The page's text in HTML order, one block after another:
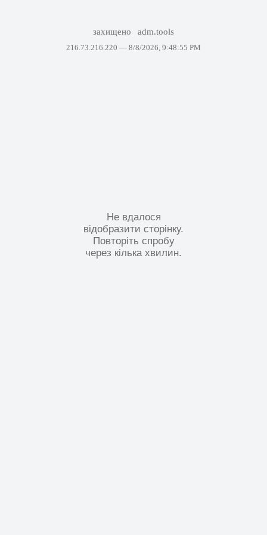
захищено adm.tools
216.73.216.220 — 8/8/2026, 9:48:55 PM
Не вдалося
відобразити сторінку.
Повторіть спробу
через кілька хвилин.